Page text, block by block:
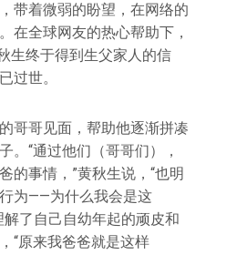
带着微弱的盼望，在网络的
在全球网友的热心帮助下，
生终于得到生父家人的信
过世。
哥哥见面，帮助他逐渐拼凑
。“通过他们（哥哥们），
的事情，”黄秋生说，“也明
为——为什么我会是这
解了自己自幼年起的顽皮和
“原来我爸爸就是这样